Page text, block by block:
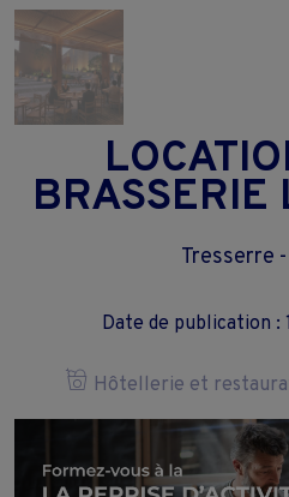
BRASSERIE
Tresserre
Date de publication :
Hôtellerie et